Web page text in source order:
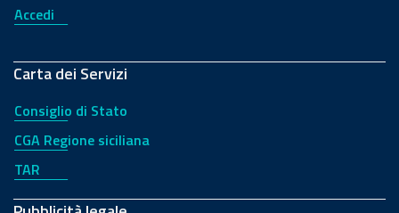
Accedi
Carta dei Servizi
Consiglio di Stato
CGA Regione siciliana
TAR